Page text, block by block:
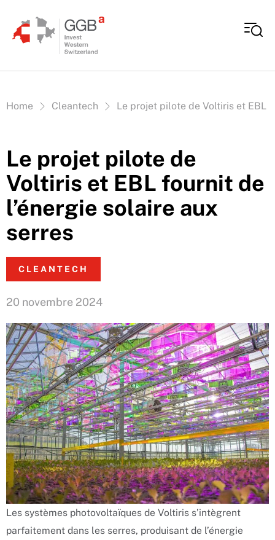
Vous êtes ici:
Home Cleantech Le projet pilote de Voltiris et EBL
Le projet pilote de
Voltiris et EBL fournit de
l’énergie solaire aux
serres
CLEANTECH
20 novembre 2024
Les systèmes photovoltaïques de Voltiris s’intègrent
parfaitement dans les serres, produisant de l’énergie